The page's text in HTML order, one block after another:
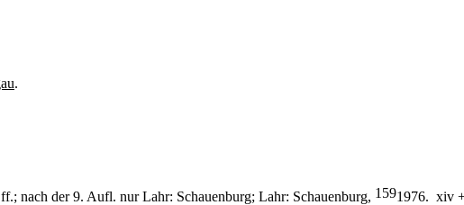
.
nach der 9. Aufl. nur Lahr: Schauenburg; Lahr: Schauenburg, 1591976. xiv